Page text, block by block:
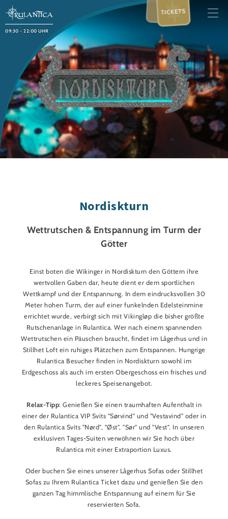
09:30 - 22:00 UHR
TICKETS
Nordiskturn
Wettrutschen & Entspannung im Turm der
Götter
Einst boten die Wikinger in Nordiskturn den Göttern ihre
wertvollen Gaben dar, heute dient er dem sportlichen
Wettkampf und der Entspannung. In dem eindrucksvollen 30
Meter hohen Turm, der auf einer funkelnden Edelsteinmine
errichtet wurde, verbirgt sich mit Vikingløp die bisher größte
Rutschenanlage in Rulantica. Wer nach einem spannenden
Wettrutschen ein Päuschen braucht, findet im Lågerhus und in
Stillhet Loft ein ruhiges Plätzchen zum Entspannen. Hungrige
Rulantica Besucher finden in Nordiskturn sowohl im
Erdgeschoss als auch im ersten Obergeschoss ein frisches und
leckeres Speisenangebot.
Relax-Tipp: Genießen Sie einen traumhaften Aufenthalt in
einer der Rulantica VIP Svits "Sørvind" und "Vestavind" oder in
den Rulantica Svits "Nørd", "Øst", "Sør" und "Vest". In unseren
exklusiven Tages-Suiten verwöhnen wir Sie hoch über
Rulantica mit einer Extraportion Luxus.
Oder buchen Sie eines unserer Lågerhus Sofas oder Stillhet
Sofas zu Ihrem Rulantica Ticket dazu und genießen Sie den
ganzen Tag himmlische Entspannung auf einem für Sie
reservierten Sofa.